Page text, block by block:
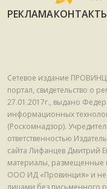
РЕКЛАМА
Сетевое издание
портал, свидетельство о
27.01.2017г., выдано
информационных
(Роскомнадзор).
ответственностью
сайта Лифанцев Дмитрий
материалы, размещенные
ООО ИД «Провинция» и не
лицами без письменного